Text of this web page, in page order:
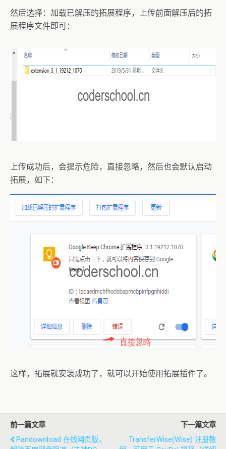
然后选择：加载已解压的拓展程序，上传前面解压后的拓
展程序文件即可：
上传成功后，会提示危险，直接忽略，然后也会默认启动
拓展，如下：
这样，拓展就安装成功了，就可以开始使用拓展插件了。
前一篇文章
Pandownload 在线网页版，
下一篇文章
TransferWise(wise) 注册教